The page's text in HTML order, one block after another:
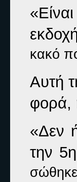
κακό
Αυτή
φορά,
«Δεν
την